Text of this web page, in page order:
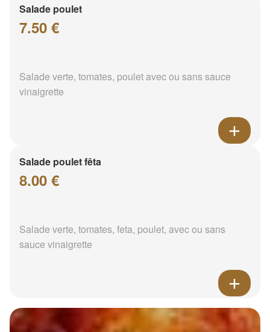
Salade poulet
7.50 €
Salade verte, tomates, poulet avec ou sans sauce
vinaigrette
Salade poulet fêta
8.00 €
Salade verte, tomates, feta, poulet, avec ou sans
sauce vinaigrette